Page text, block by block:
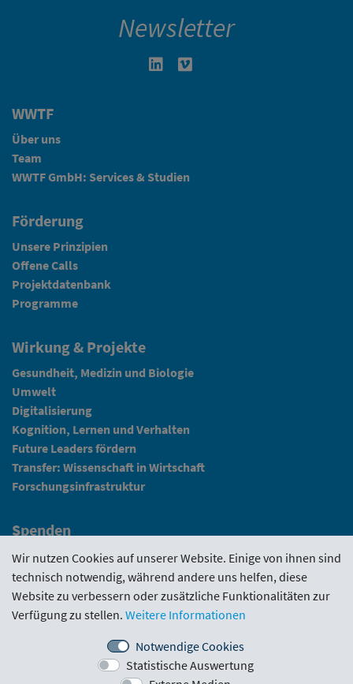
Newsletter
Linkedin in neuem Fenster öffnen
WWTF
Über uns
Team
WWTF GmbH: Services & Studien
Förderung
Unsere Prinzipien
Offene Calls
Projektdatenbank
Programme
Wirkung & Projekte
Gesundheit, Medizin und Biologie
Umwelt
Digitalisierung
Kognition, Lernen und Verhalten
Future Leaders fördern
Transfer: Wissenschaft in Wirtschaft
Forschungsinfrastruktur
Spenden
Fundraising
News
Intranet
Förderrichtlinie · Funding Portal Evaluierungen
Wir nutzen Cookies auf unserer Website. Einige von ihnen sind
technisch notwendig, während andere uns helfen, diese
Website zu verbessern oder zusätzliche Funktionalitäten zur
Verfügung zu stellen. Weitere Informationen
Notwendige Cookies
Statistische Auswertung